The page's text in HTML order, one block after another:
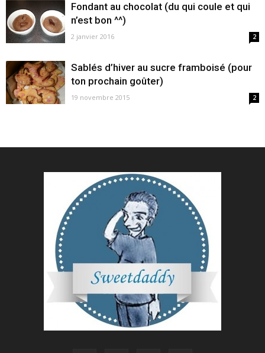
Fondant au chocolat (du qui coule et qui
n’est bon ^^)
2 janvier 2016 2
Sablés d’hiver au sucre framboisé (pour
ton prochain goûter)
19 novembre 2015 2